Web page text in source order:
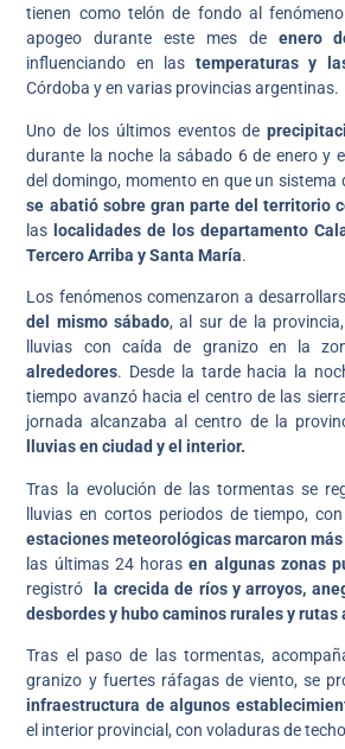
tienen como telón de fondo al
apogeo durante este mes deenero
influenciando en las temperaturas y
Córdoba y en varias provincias argentinas.
Uno de los últimos eventos de
durante la noche la sábado 6 de enero y
del domingo, momento en que un sistema
se abatió sobre gran parte del territorio
las localidades de los departamento
Tercero Arriba y Santa María.
Los fenómenos comenzaron a
del mismo sábado, al sur de la
lluvias con caída de granizo en la
alrededores. Desde la tarde hacia la
tiempo avanzó hacia el centro de las
jornada alcanzaba al centro de la
lluvias en ciudad y el interior.
Tras la evolución de las tormentas se
lluvias en cortos periodos de tiempo,
estaciones meteorológicas marcaron
las últimas 24 horasen algunas zonas
registró la crecida de ríos y arroyos,
desbordes y hubo caminos rurales y rutas
Tras el paso de las tormentas,
granizo y fuertes ráfagas de viento, se
infraestructura de algunos
el interior provincial, con voladuras de